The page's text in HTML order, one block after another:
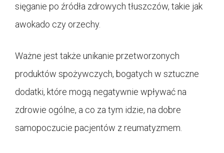
sięganie po źródła zdrowych tłuszczów, takie jak
awokado czy orzechy.
Ważne jest także unikanie przetworzonych
produktów spożywczych, bogatych w sztuczne
dodatki, które mogą negatywnie wpływać na
zdrowie ogólne, a co za tym idzie, na dobre
samopoczucie pacjentów z reumatyzmem.